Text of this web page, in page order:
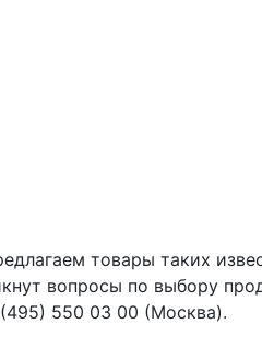
товары таких
вопросы по выбору
550 03 00 (Москва).